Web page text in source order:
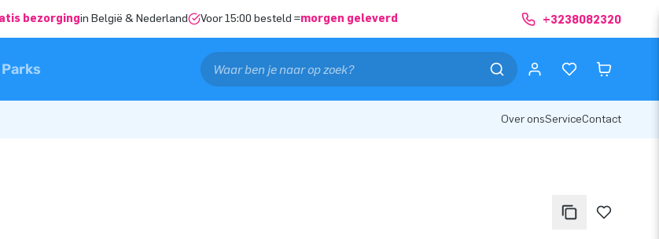
bezorgingin België & Nederland Voor 15:00 besteld =morgen geleverd +3238082320
Over onsServiceContact